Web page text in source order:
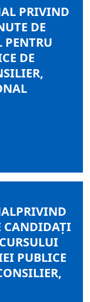
PRIVIND
DE
DE
CANDIDAŢI
PUBLICE